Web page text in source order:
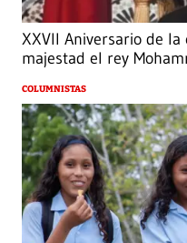
XXVII Aniversario de
majestad el rey
COLUMNISTAS